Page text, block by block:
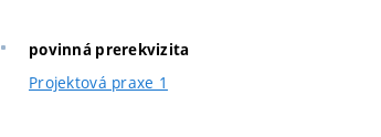
povinná prerekvizita
Projektová praxe 1